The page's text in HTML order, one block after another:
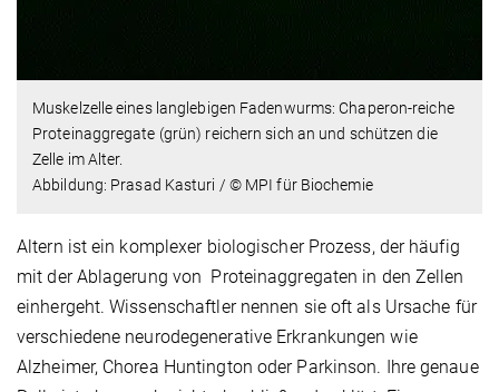
Muskelzelle eines langlebigen Fadenwurms: Chaperon-reiche
Proteinaggregate (grün) reichern sich an und schützen die
Zelle im Alter.
Abbildung: Prasad Kasturi / © MPI für Biochemie
Altern ist ein komplexer biologischer Prozess, der häufig
mit der Ablagerung von Proteinaggregaten in den Zellen
einhergeht. Wissenschaftler nennen sie oft als Ursache für
verschiedene neurodegenerative Erkrankungen wie
Alzheimer, Chorea Huntington oder Parkinson. Ihre genaue